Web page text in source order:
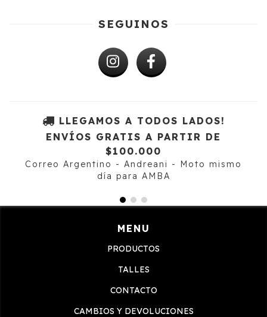
SEGUINOS
LLEGAMOS A TODOS LADOS!
ENVÍOS GRATIS A PARTIR DE
$100.000
Correo Argentino - Andreani - Moto mismo
día para AMBA
MENU
PRODUCTOS
TALLES
CONTACTO
CAMBIOS Y DEVOLUCIONES